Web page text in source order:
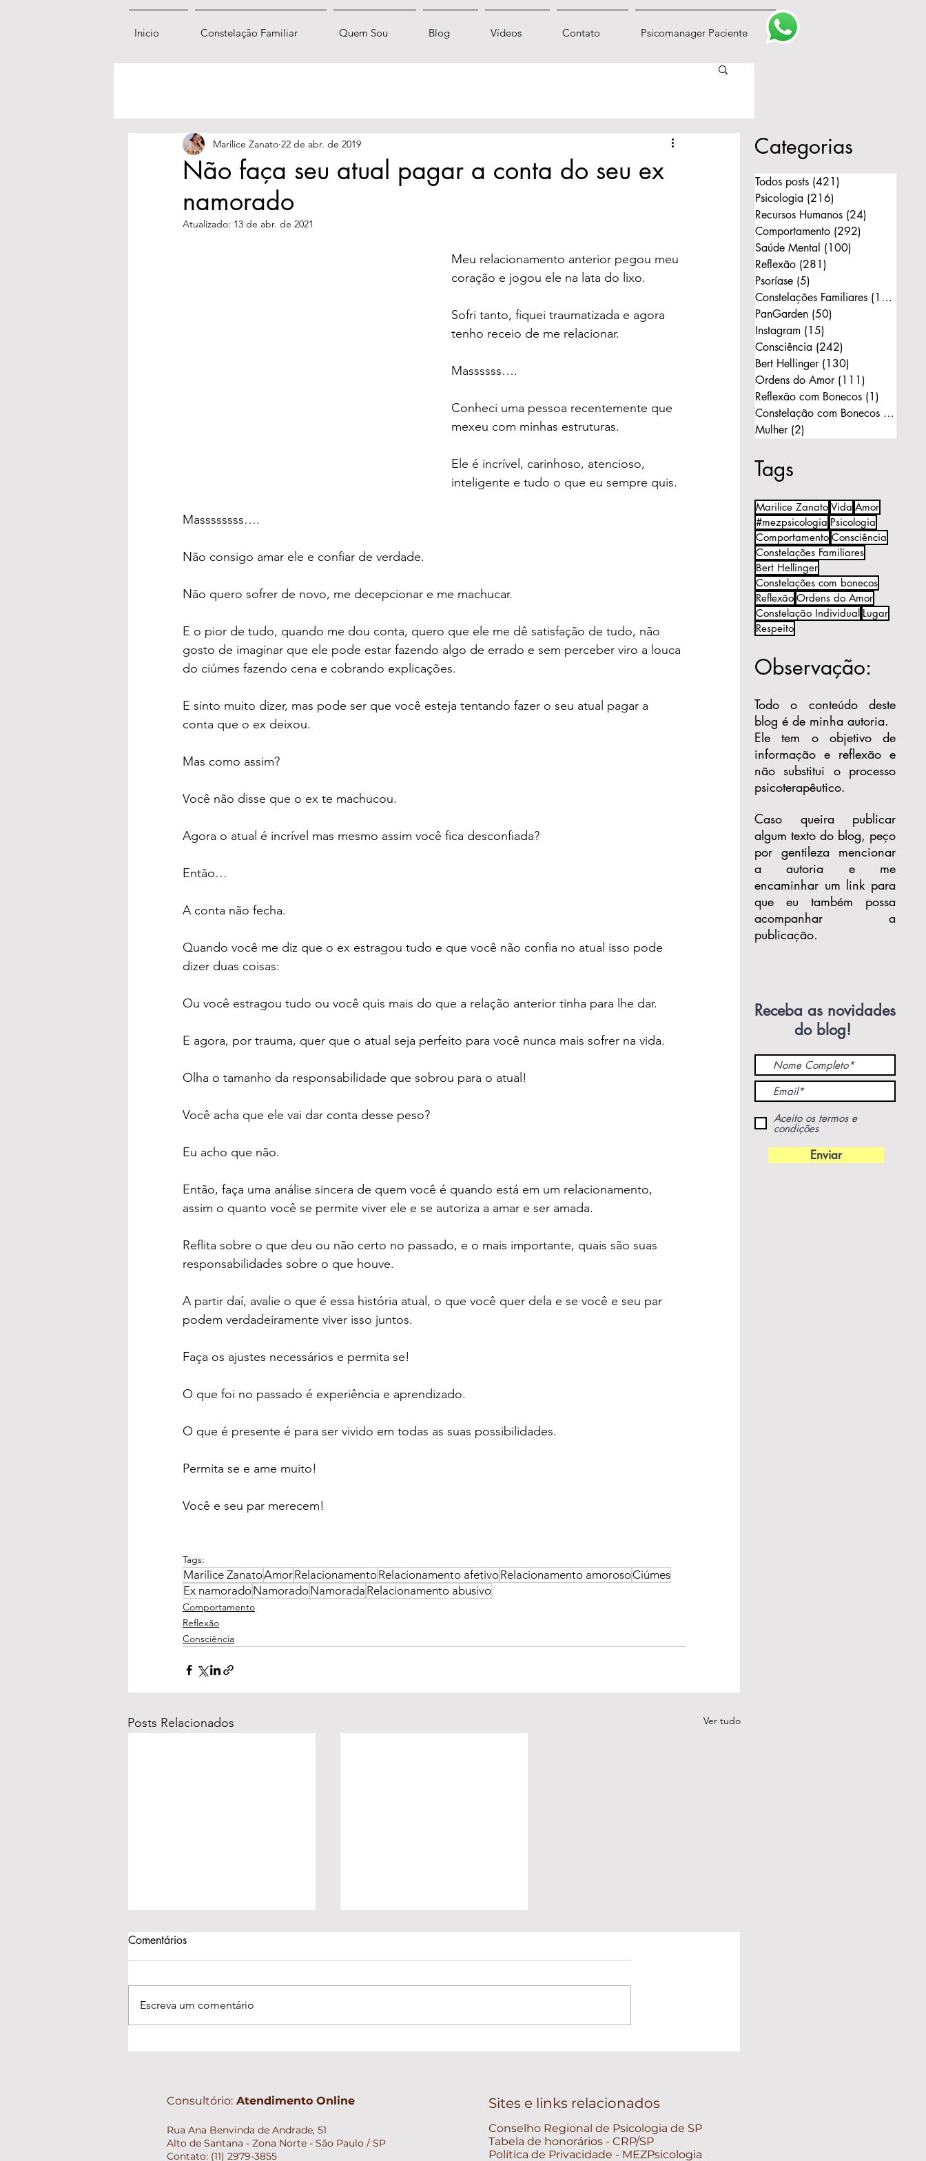
Inicio Constelação Familiar Quem Sou Blog Vídeos Contato Psicomanager Paciente
Não faça seu atual pagar a conta do seu ex
namorado
Marilice Zanato 22 de abr. de 2019
Atualizado: 13 de abr. de 2021
Meu relacionamento anterior pegou meu
coração e jogou ele na lata do lixo.
Sofri tanto, fiquei traumatizada e agora
tenho receio de me relacionar.
Massssss….
Conheci uma pessoa recentemente que
mexeu com minhas estruturas.
Ele é incrível, carinhoso, atencioso,
inteligente e tudo o que eu sempre quis.
Massssssss….
Não consigo amar ele e confiar de verdade.
Não quero sofrer de novo, me decepcionar e me machucar.
E o pior de tudo, quando me dou conta, quero que ele me dê satisfação de tudo, não
gosto de imaginar que ele pode estar fazendo algo de errado e sem perceber viro a louca
do ciúmes fazendo cena e cobrando explicações.
E sinto muito dizer, mas pode ser que você esteja tentando fazer o seu atual pagar a
conta que o ex deixou.
Mas como assim?
Você não disse que o ex te machucou.
Agora o atual é incrível mas mesmo assim você fica desconfiada?
Então…
A conta não fecha.
Quando você me diz que o ex estragou tudo e que você não confia no atual isso pode
dizer duas coisas:
Ou você estragou tudo ou você quis mais do que a relação anterior tinha para lhe dar.
E agora, por trauma, quer que o atual seja perfeito para você nunca mais sofrer na vida.
Olha o tamanho da responsabilidade que sobrou para o atual!
Você acha que ele vai dar conta desse peso?
Eu acho que não.
Então, faça uma análise sincera de quem você é quando está em um relacionamento,
assim o quanto você se permite viver ele e se autoriza a amar e ser amada.
Reflita sobre o que deu ou não certo no passado, e o mais importante, quais são suas
responsabilidades sobre o que houve.
A partir daí, avalie o que é essa história atual, o que você quer dela e se você e seu par
podem verdadeiramente viver isso juntos.
Faça os ajustes necessários e permita se!
O que foi no passado é experiência e aprendizado.
O que é presente é para ser vivido em todas as suas possibilidades.
Permita se e ame muito!
Você e seu par merecem!
Tags:
Marilice ZanatoAmorRelacionamentoRelacionamento afetivoRelacionamento amorosoCiúmes
Ex namoradoNamoradoNamorada Relacionamento abusivo
Comportamento
Reflexão
Consciência
Posts Relacionados Ver tudo
ficaram no passado
a diferença e quando
Comentários
Escreva um comentário
Categorias
Todos posts (421)
Psicologia (216)
Recursos Humanos (24)
Comportamento (292)
Saúde Mental (100)
Reflexão (281)
Psoríase (5)
Constelações Familiares (168)
PanGarden (50)
Instagram (15)
Consciência (242)
Bert Hellinger (130)
Ordens do Amor (111)
Reflexão com Bonecos (1)
Constelação com Bonecos (11)
Mulher (2)
Tags
Marilice Zanato Vida Amor
#mezpsicologia Psicologia
Comportamento Consciência
Constelações Familiares
Bert Hellinger
Constelações com bonecos
Reflexão Ordens do Amor
Constelação Individual Lugar
Respeito
Observação:
Todo o conteúdo deste
blog é de minha autoria.
Ele tem o objetivo de
informação e reflexão e
não substitui o processo
psicoterapêutico.
Caso queira publicar
algum texto do blog, peço
por gentileza mencionar
a autoria e me
encaminhar um link para
que eu também possa
acompanhar a
publicação.
Receba as novidades
do blog!
Aceito os termos e
condições
Enviar
Consultório: Atendimento Online
Rua Ana Benvinda de Andrade, 51
Alto de Santana - Zona Norte - São Paulo / SP
Contato: (11) 2979-3855
Sites e links relacionados
Conselho Regional de Psicologia de SP
Tabela de honorários - CRP/SP
Política de Privacidade - MEZPsicologia